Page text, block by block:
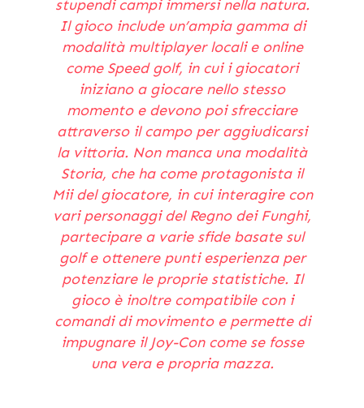
stupendi campi immersi nella natura.
Il gioco include un’ampia gamma di
modalità multiplayer locali e online
come Speed golf, in cui i giocatori
iniziano a giocare nello stesso
momento e devono poi sfrecciare
attraverso il campo per aggiudicarsi
la vittoria. Non manca una modalità
Storia, che ha come protagonista il
Mii del giocatore, in cui interagire con
vari personaggi del Regno dei Funghi,
partecipare a varie sfide basate sul
golf e ottenere punti esperienza per
potenziare le proprie statistiche. Il
gioco è inoltre compatibile con i
comandi di movimento e permette di
impugnare il Joy-Con come se fosse
una vera e propria mazza.